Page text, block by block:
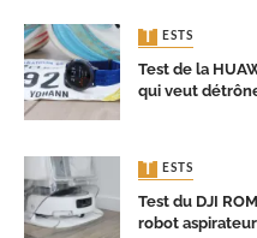
TESTS
Test de la
qui veut
TESTS
Test du DJI
robot